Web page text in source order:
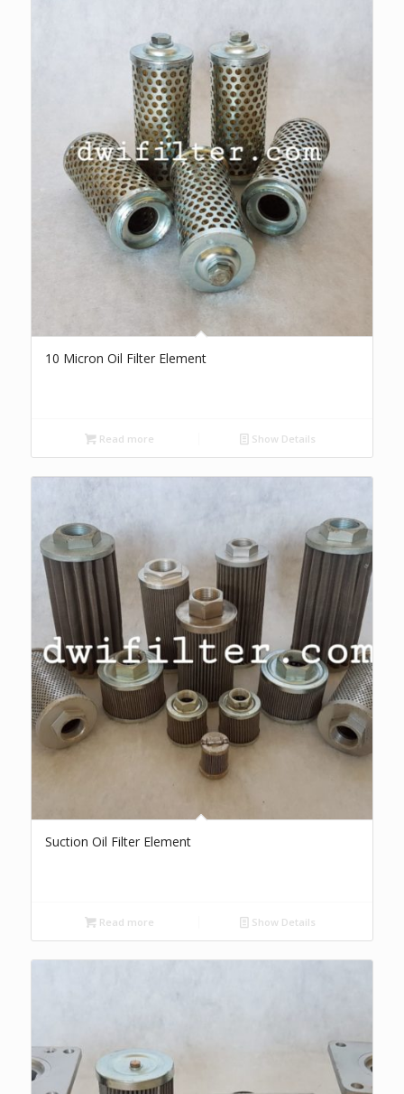
10 Micron Oil Filter Element
Read more Show Details
Suction Oil Filter Element
Read more Show Details